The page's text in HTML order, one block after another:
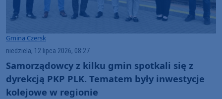
Gmina Czersk
niedziela, 12 lipca 2026, 08:27
Samorządowcy z kilku gmin spotkali się z
dyrekcją PKP PLK. Tematem były inwestycje
kolejowe w regionie